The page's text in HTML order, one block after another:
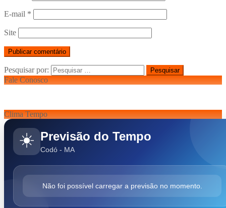
E-mail *
Site
Pesquisar por:
Fale Conosco
Clima Tempo
☀️ Previsão do Tempo
Codó - MA
Não foi possível carregar a previsão no momento.